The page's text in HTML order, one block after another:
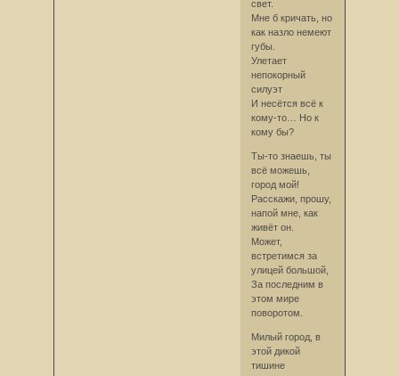
свет.
Мне б кричать, но
как назло немеют
губы.
Улетает
непокорный
силуэт
И несётся всё к
кому-то… Но к
кому бы?
Ты-то знаешь, ты
всё можешь,
город мой!
Расскажи, прошу,
напой мне, как
живёт он.
Может,
встретимся за
улицей большой,
За последним в
этом мире
поворотом.
Милый город, в
этой дикой
тишине